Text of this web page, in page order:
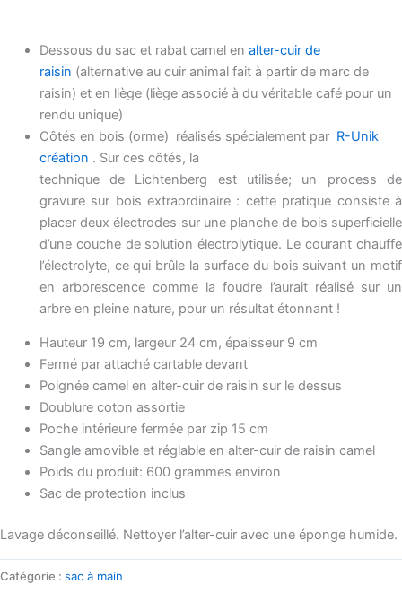
Dessous du sac et rabat camel en alter-cuir de
raisin (alternative au cuir animal fait à partir de marc de
raisin) et en liège (liège associé à du véritable café pour un
rendu unique)
Côtés en bois (orme) réalisés spécialement par R-Unik
création . Sur ces côtés, la
technique de Lichtenberg est utilisée; un process de
gravure sur bois extraordinaire : cette pratique consiste à
placer deux électrodes sur une planche de bois superficielle
d’une couche de solution électrolytique. Le courant chauffe
l’électrolyte, ce qui brûle la surface du bois suivant un motif
en arborescence comme la foudre l’aurait réalisé sur un
arbre en pleine nature, pour un résultat étonnant !
Hauteur 19 cm, largeur 24 cm, épaisseur 9 cm
Fermé par attaché cartable devant
Poignée camel en alter-cuir de raisin sur le dessus
Doublure coton assortie
Poche intérieure fermée par zip 15 cm
Sangle amovible et réglable en alter-cuir de raisin camel
Poids du produit: 600 grammes environ
Sac de protection inclus
Lavage déconseillé. Nettoyer l’alter-cuir avec une éponge humide.
Catégorie : sac à main